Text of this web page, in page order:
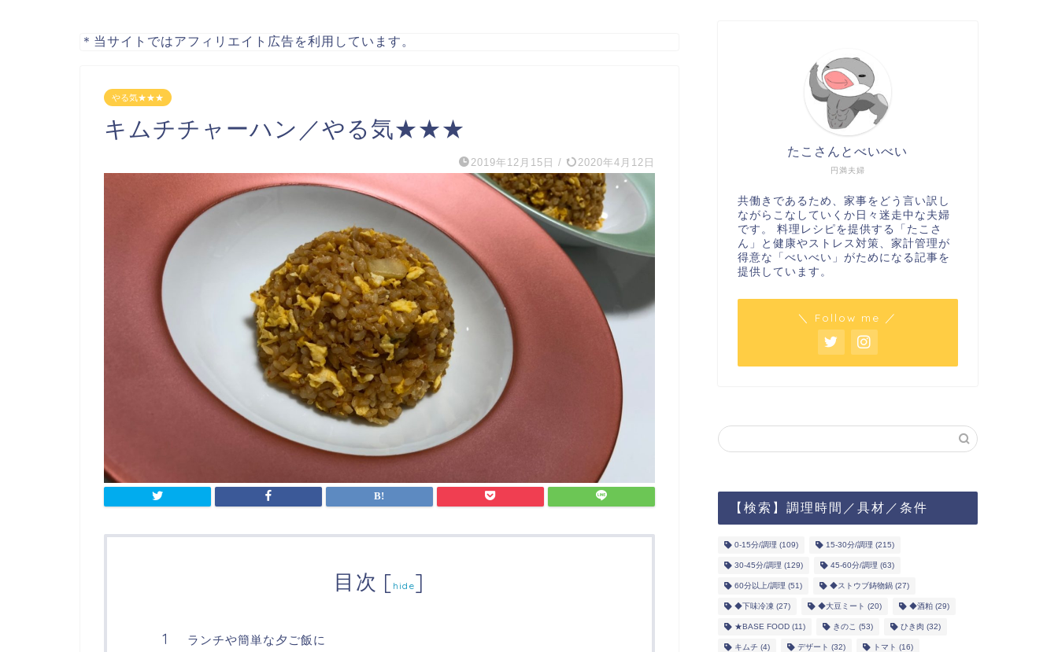
＊当サイトではアフィリエイト広告を利用しています。
やる気★★★
キムチチャーハン／やる気★★★
2019年12月15日 / 2020年4月12日
目次 [ hide]
ランチや簡単な夕ご飯に
円満夫婦
たこさんとべいべい
共働きであるため、家事をどう言い訳し
ながらこなしていくか日々迷走中な夫婦
です。 料理レシピを提供する「たこさ
ん」と健康やストレス対策、家計管理が
得意な「べいべい」がためになる記事を
提供しています。
＼ Follow me ／
【検索】調理時間／具材／条件
0-15分/調理 (109) 15-30分/調理 (215)
30-45分/調理 (129) 45-60分/調理 (63)
60分以上/調理 (51) ◆ストウブ鋳物鍋(27)
◆下味冷凍 (27) ◆大豆ミート (20) ◆酒粕(29)
★BASE FOOD(11) きのこ (53) ひき肉 (32)
キムチ (4) デザート (32) トマト (16)